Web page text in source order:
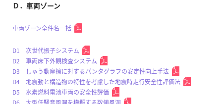
Ｄ．車両ゾーン
車両ゾーン全件名一括
D1 次世代振子システム
D2 車両床下外観検査システム
D3 しゅう動摩擦に対するパンタグラフの安定性向上手法
D4 地震動と構造物の特性を考慮した地震時走行安全性評価法
D5 水素燃料電池車両の安全性評価